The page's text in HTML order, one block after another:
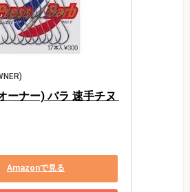
ーナー) バラ 速手チヌ
Amazonで見る